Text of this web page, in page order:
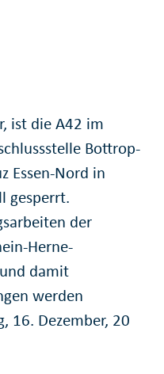
ist die A42 im
Bottrop-
Essen-Nord in
gesperrt.
der
Herne-
damit
werden
16. Dezember, 20